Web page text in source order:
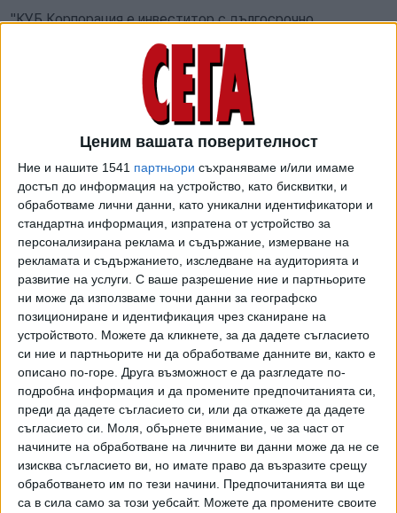
Ценим вашата поверителност
Ние и нашите 1541 партньори съхраняваме и/или имаме
достъп до информация на устройство, като бисквитки, и
обработваме лични данни, като уникални идентификатори и
стандартна информация, изпратена от устройство за
персонализирана реклама и съдържание, измерване на
рекламата и съдържанието, изследване на аудиторията и
развитие на услуги. С ваше разрешение ние и партньорите
ни може да използваме точни данни за географско
позициониране и идентификация чрез сканиране на
устройството. Можете да кликнете, за да дадете съгласието
си ние и партньорите ни да обработваме данните ви, както е
описано по-горе. Друга възможност е да разгледате по-
подробна информация и да промените предпочитанията си,
преди да дадете съгласието си, или да откажете да дадете
съгласието си.
Моля, обърнете внимание, че за част от
начините на обработване на личните ви данни може да не се
изисква съгласието ви, но имате право да възразите срещу
обработването им по тези начини. Предпочитанията ви ще
са в сила само за този уебсайт. Можете да промените своите
"КУБ Корпорация е инвеститор с дългосрочно
присъствие, реални инвестиции и професионална
история не само в България, но и в няколко други
държави. В България развиваме дейност като член на
Камарата на строителите във Варна и притежаваме
лиценз клас 1%", обяснява компанията.
Оттам твърдят, че инвестицията в комплекс Forest Club
е част от дългосрочен ангажимент към Варна и региона.
"В рамките на проекта са вложени значителни средства,
създадени са работни места за български и украински
граждани, включително за хора, намерили в България
закрила и работа, след началото на войната в Украйна",
пише в позицията.
Компанията твърди, че не са верни тезите, че земята е
била горски фонд и впоследствие преобразувана за
строителство. "ОУП на Варна е приет през 2015 г. -
преди КУБ да стъпи в България. Той предвижда
териториите като зони “Жм2” и “ОК” и само някои от тях
като “Г”. ОУП на гр. Варна е одобрен от Министъра на
регионалното развитие след дълго обществено
обсъждане. С ПУП не се узаконяват постройки, а се
прилага вече приетия ОУП", пишат от компанията.